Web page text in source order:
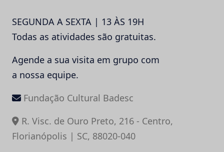
SEGUNDA A SEXTA | 13 ÀS 19H
Todas as atividades são gratuitas.
Agende a sua visita em grupo com
a nossa equipe.
Fundação Cultural Badesc
R. Visc. de Ouro Preto, 216 - Centro,
Florianópolis | SC, 88020-040